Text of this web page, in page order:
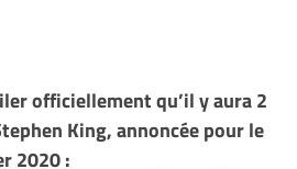
officiellement qu’il y aura 2
King, annoncée pour le
2020 :